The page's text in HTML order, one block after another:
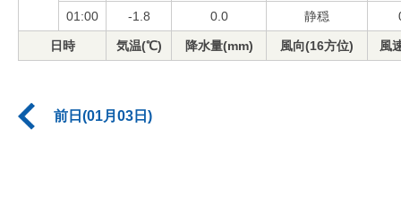
01:00 -1.8 0.0 静穏
日時 気温(℃) 降水量(mm) 風向(16方位) 風
前日(01月03日)